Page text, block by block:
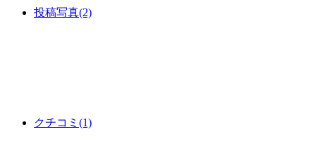
投稿写真(2)
クチコミ (1)